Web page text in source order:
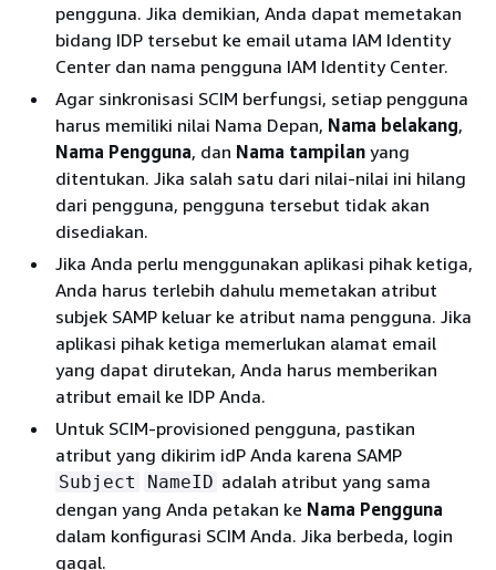
pengguna. Jika demikian, Anda dapat memetakan
bidang IDP tersebut ke email utama IAM Identity
Center dan nama pengguna IAM Identity Center.
Agar sinkronisasi SCIM berfungsi, setiap pengguna
harus memiliki nilai Nama Depan, Nama belakang,
Nama Pengguna, dan Nama tampilan yang
ditentukan. Jika salah satu dari nilai-nilai ini hilang
dari pengguna, pengguna tersebut tidak akan
disediakan.
Jika Anda perlu menggunakan aplikasi pihak ketiga,
Anda harus terlebih dahulu memetakan atribut
subjek SAMP keluar ke atribut nama pengguna. Jika
aplikasi pihak ketiga memerlukan alamat email
yang dapat dirutekan, Anda harus memberikan
atribut email ke IDP Anda.
Untuk SCIM-provisioned pengguna, pastikan
atribut yang dikirim idP Anda karena SAMP
Subject NameID adalah atribut yang sama
dengan yang Anda petakan ke Nama Pengguna
dalam konfigurasi SCIM Anda. Jika berbeda, login
gagal.